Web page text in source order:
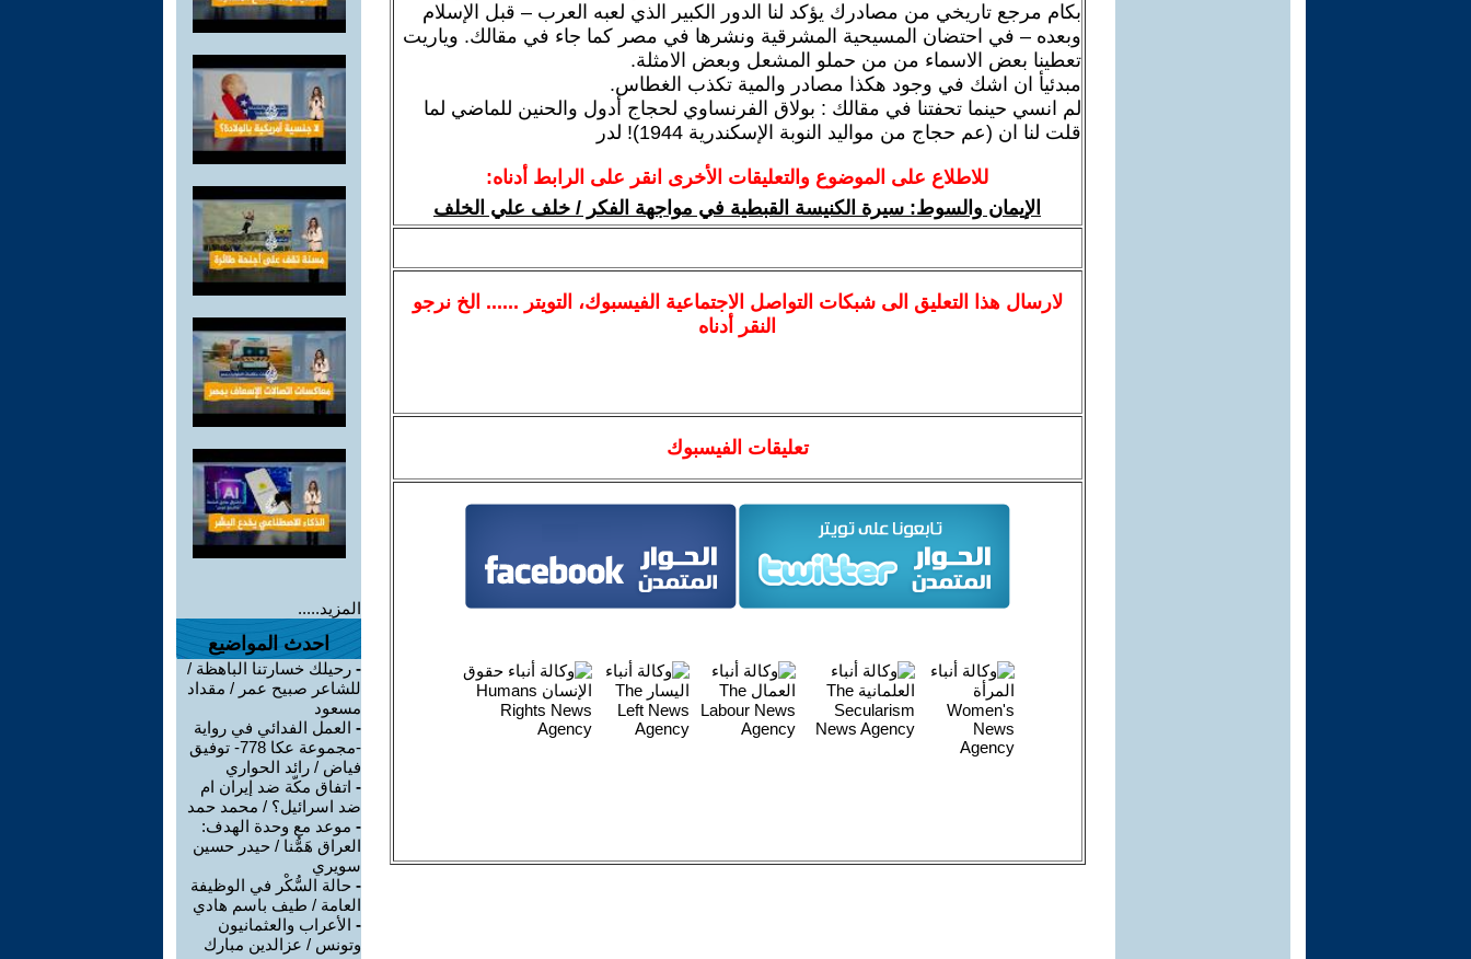
بكام مرجع تاريخي من مصادرك يؤكد لنا الدور الكبير الذي لعبه العرب – قبل الإسلام
وبعده – في احتضان المسيحية المشرقية ونشرها في مصر كما جاء في مقالك. وياريت
تعطينا بعض الاسماء من من حملو المشعل وبعض الامثلة.
مبدئيأ ان اشك في وجود هكذا مصادر والمية تكذب الغطاس.
لم انسي حينما تحفتنا في مقالك : بولاق الفرنساوي لحجاج أدول والحنين للماضي لما
قلت لنا ان (عم حجاج من مواليد النوبة الإسكندرية 1944)! لدر
للاطلاع على الموضوع والتعليقات الأخرى انقر على الرابط أدناه:
الإيمان والسوط: سيرة الكنيسة القبطية في مواجهة الفكر / خلف علي الخلف
لارسالهذا التعليق الى شبكات التواصل الاجتماعية الفيسبوك، التويتر ...... الخ نرجو
النقر أدناه
تعليقات الفيسبوك
المزيد.....
احدث المواضيع
- رحيلك خسارتنا الباهظة /
للشاعر صبيح عمر / مقداد
مسعود
- العمل الفدائي في رواية
-مجموعة عكا 778- توفيق
فياض / رائد الحواري
- اتفاق مكّة ضد إيران ام
ضد اسرائيل؟ / محمد حمد
- موعد مع وحدة الهدف:
العراق هَمُّنا / حيدر حسين
سويري
- حالة السُّكْر في الوظيفة
العامة / طيف باسم هادي
- الأعراب والعثمانيون
وتونس / عزالدين مبارك